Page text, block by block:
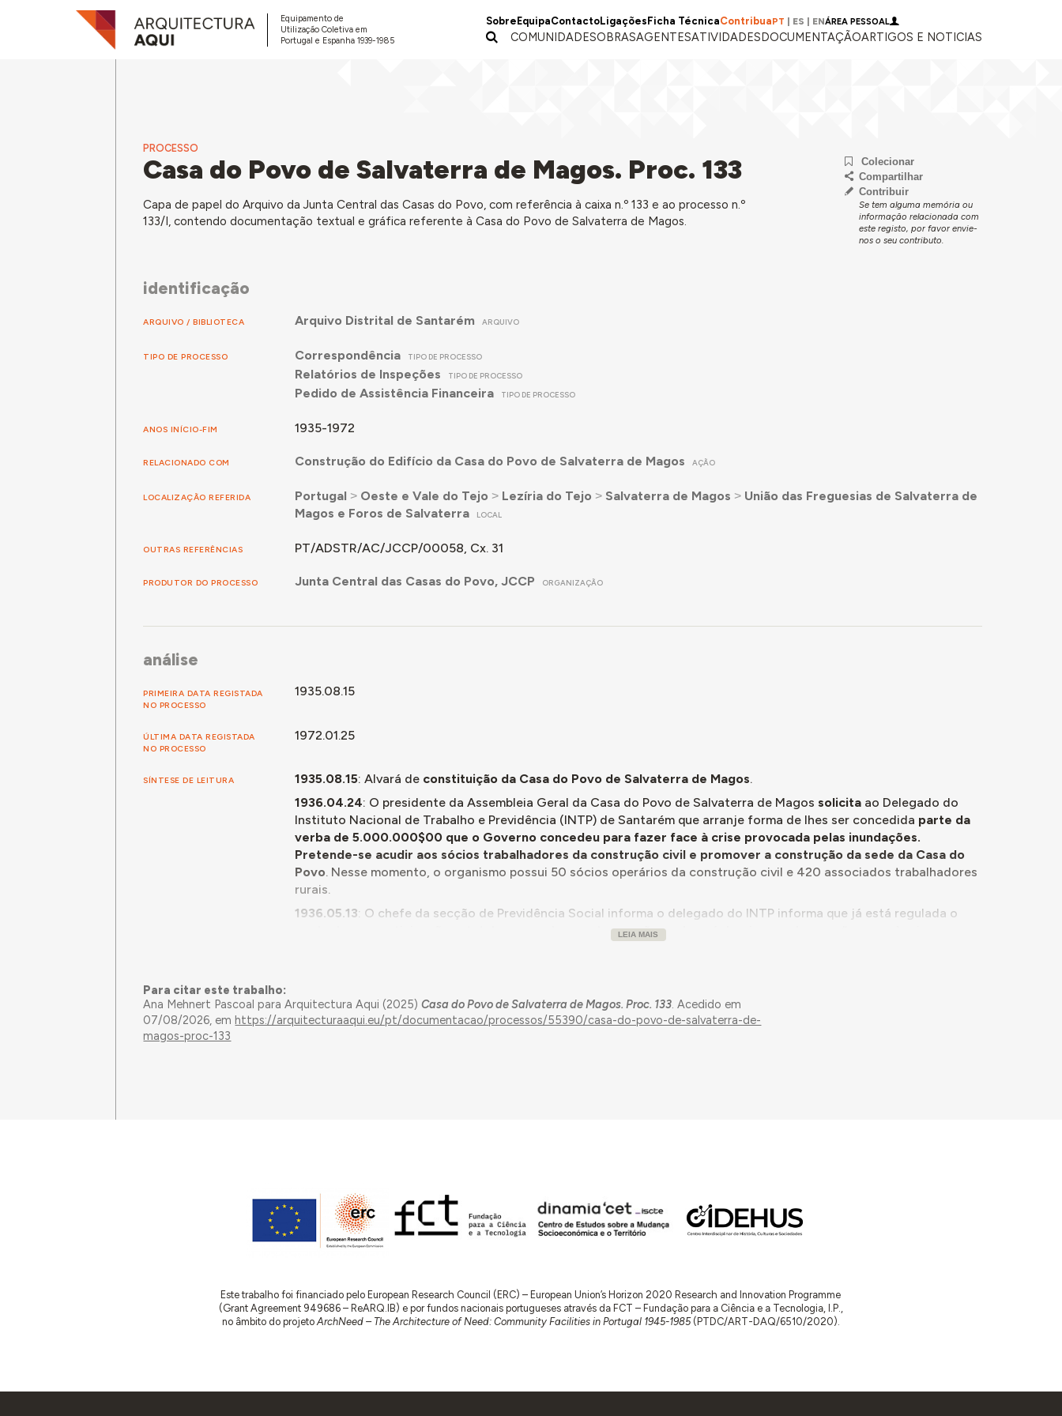
Equipamento de
Utilização Coletiva em
Portugal e Espanha 1939-1985
Sobre EquipaContactoLigações Ficha TécnicaContribuaPT ES ENÁREA PESSOAL
COMUNIDADESOBRASAGENTESATIVIDADESDOCUMENTAÇÃOARTIGOS E NOTICIAS
PROCESSO
Casa do Povo de Salvaterra de Magos. Proc. 133
Capa de papel do Arquivo da Junta Central das Casas do Povo, com referência à caixa n.º 133 e ao processo n.º
133/I, contendo documentação textual e gráfica referente à Casa do Povo de Salvaterra de Magos.
Colecionar
Compartilhar
Contribuir
Se tem alguma memória ou
informação relacionada com
este registo, por favor envie-
nos o seu contributo.
identificação
ARQUIVO / BIBLIOTECA Arquivo Distrital de Santarém ARQUIVO
TIPO DE PROCESSO Correspondência TIPO DE PROCESSO
Relatórios de Inspeções TIPO DE PROCESSO
Pedido de Assistência Financeira TIPO DE PROCESSO
ANOS INÍCIO-FIM 1935-1972
RELACIONADO COM Construção do Edifício da Casa do Povo de Salvaterra de Magos AÇÃO
LOCALIZAÇÃO REFERIDA Portugal ˃ Oeste e Vale do Tejo ˃ Lezíria do Tejo ˃ Salvaterra de Magos ˃ União das Freguesias de Salvaterra de
Magos e Foros de Salvaterra
LOCAL
OUTRAS REFERÊNCIAS PT/ADSTR/AC/JCCP/00058, Cx. 31
PRODUTOR DO PROCESSO Junta Central das Casas do Povo, JCCP ORGANIZAÇÃO
análise
PRIMEIRA DATA REGISTADA
NO PROCESSO
1935.08.15
ÚLTIMA DATA REGISTADA
NO PROCESSO
1972.01.25
SÍNTESE DE LEITURA 1935.08.15: Alvará de constituição da Casa do Povo de Salvaterra de Magos.
1936.04.24: O presidente da Assembleia Geral da Casa do Povo de Salvaterra de Magos solicitaao Delegado do
Instituto Nacional de Trabalho e Previdência (INTP) de Santarém que arranje forma de lhes ser concedida parte da
verba de 5.000.000$00 que o Governo concedeu para fazer face à crise provocada pelas inundações.
Pretende-se acudir aos sócios trabalhadores da construção civil e promover a construção da sede da Casa do
Povo. Nesse momento, o organismo possui 50 sócios operários da construção civil e 420 associados trabalhadores
rurais.
1936.05.13: O chefe da secção de Previdência Social informa o delegado do INTP informa que já está regulada o
modo de comparticipação estatal para as obras, pelo que não se deverá desviar a verba para “ocorrer à crise
foi elaborado por iniciativa de um sócio protetor com acordo da direção do organismo.
1938.06.26: Sessão extraordinária da Assembleia Geral da Casa do Povo de Salvaterra de Magos, deliberando-se
de Magos uma comparticipação de 23.500$00 pelo Fundo de Desemprego
19 de setembro de 1932,
para execução da obra da sede da referida casa do povo, orçada no total em 73.000$00
(correspondendo 23.500$00 à mão de obra, e 49.500$00 aos materiais).A fiscalização fica a cargo da DGEMN,
com conclusão da obra no prazo de 5 meses.
sua responsabilidade, considerando a demora envolvida na elaboração do caderno de encargos e formalidades da
adjudicação, bem como a crise do desemprego, perante o prazo de execução.
LEIA MAIS
Para citar este trabalho:
Ana Mehnert Pascoal para Arquitectura Aqui (2025)Casa do Povo de Salvaterra de Magos. Proc. 133. Acedido em
07/08/2026, emhttps://arquitecturaaqui.eu/pt/documentacao/processos/55390/casa-do-povo-de-salvaterra-de-
magos-proc-133
Este trabalho foi financiado pelo European Research Council (ERC) – European Union’s Horizon 2020 Research and Innovation Programme
(Grant Agreement 949686 – ReARQ.IB) e por fundos nacionais portugueses através da FCT – Fundação para a Ciência e a Tecnologia, I.P.,
no âmbito do projetoArchNeed – The Architecture of Need: Community Facilities in Portugal 1945-1985(PTDC/ART-DAQ/6510/2020).